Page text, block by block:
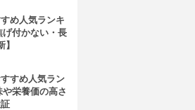
め人気ランキ
付かない・長
すめ人気ラン
栄養価の高さ